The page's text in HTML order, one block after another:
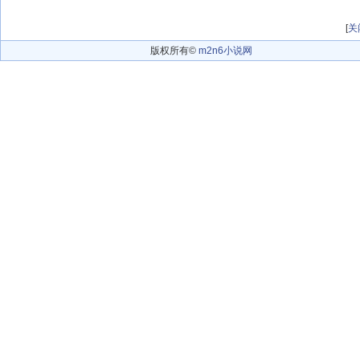
[关
版权所有© m2n6小说网